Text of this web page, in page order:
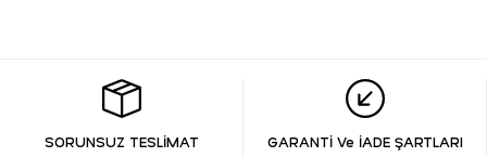
SORUNSUZ TESLİMAT GARANTİ Ve İADE ŞARTLARI